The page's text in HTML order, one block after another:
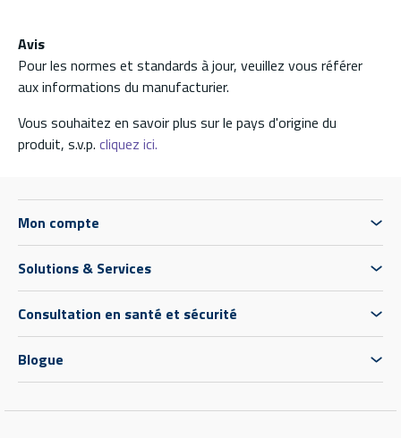
Avis
Pour les normes et standards à jour, veuillez vous référer
aux informations du manufacturier.
Vous souhaitez en savoir plus sur le pays d'origine du
produit, s.v.p. cliquez ici.
Mon compte
Solutions & Services
Consultation en santé et sécurité
Blogue